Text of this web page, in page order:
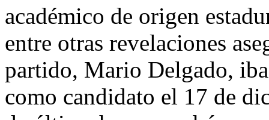
académico de origen
entre otras revelaciones
partido, Mario Delgado,
como candidato el 17 de